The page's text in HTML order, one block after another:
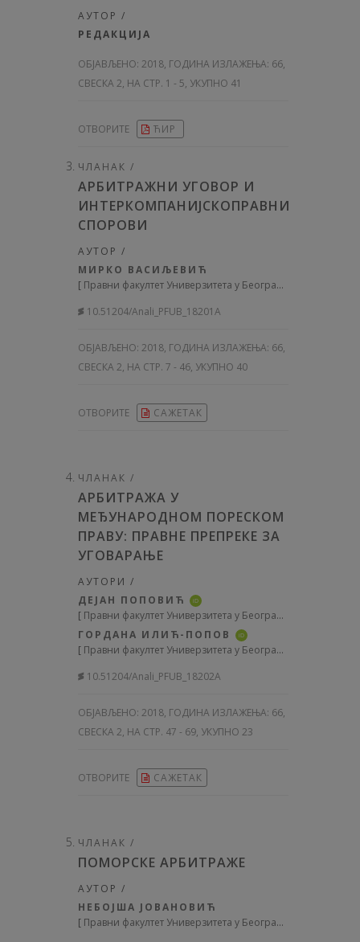
АУТОР /
РЕДАКЦИЈА
ОБЈАВЉЕНО: 2018, ГОДИНА ИЗЛАЖЕЊА: 66,
СВЕСКА 2, НА СТР. 1 - 5, УКУПНО 41
ОТВОРИТЕ ЋИР
ЧЛАНАК /
АРБИТРАЖНИ УГОВОР И
ИНТЕРКОМПАНИЈСКОПРАВНИ
СПОРОВИ
АУТОР /
МИРКО ВАСИЉЕВИЋ
[ Правни факултет Универзитета у Београду
10.51204/Anali_PFUB_18201A
ОБЈАВЉЕНО: 2018, ГОДИНА ИЗЛАЖЕЊА: 66,
СВЕСКА 2, НА СТР. 7 - 46, УКУПНО 40
ОТВОРИТЕ САЖЕТАК
ЧЛАНАК /
АРБИТРАЖА У
МЕЂУНАРОДНОМ ПОРЕСКОМ
ПРАВУ: ПРАВНЕ ПРЕПРЕКЕ ЗА
УГОВАРАЊЕ
АУТОРИ /
ДЕЈАН ПОПОВИЋ
iD
[ Правни факултет Универзитета у Београду
ГОРДАНА ИЛИЋ-ПОПОВ
iD
[ Правни факултет Универзитета у Београду
10.51204/Anali_PFUB_18202A
ОБЈАВЉЕНО: 2018, ГОДИНА ИЗЛАЖЕЊА: 66,
СВЕСКА 2, НА СТР. 47 - 69, УКУПНО 23
ОТВОРИТЕ САЖЕТАК
ЧЛАНАК /
ПОМОРСКЕ АРБИТРАЖЕ
АУТОР /
НЕБОЈША ЈОВАНОВИЋ
[ Правни факултет Универзитета у Београду